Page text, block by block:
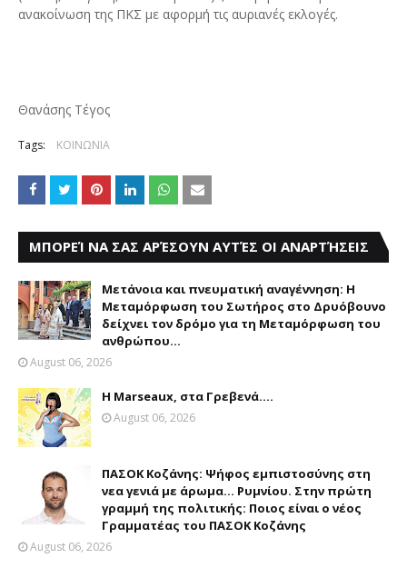
ανακοίνωση της ΠΚΣ με αφορμή τις αυριανές εκλογές.
Θανάσης Τέγος
Tags: ΚΟΙΝΩΝΙΑ
ΜΠΟΡΕΊ ΝΑ ΣΑΣ ΑΡΈΣΟΥΝ ΑΥΤΈΣ ΟΙ ΑΝΑΡΤΉΣΕΙΣ
Μετάνοια και πνευματική αναγέννηση: Η
Μεταμόρφωση του Σωτήρος στο Δρυόβουνο
δείχνει τον δρόμο για τη Μεταμόρφωση του
ανθρώπου...
August 06, 2026
Η Marseaux, στα Γρεβενά….
August 06, 2026
ΠΑΣΟΚ Κοζάνης: Ψήφος εμπιστοσύνης στη
νεα γενιά με άρωμα... Ρυμνίου. Στην πρώτη
γραμμή της πολιτικής: Ποιος είναι ο νέος
Γραμματέας του ΠΑΣΟΚ Κοζάνης
August 06, 2026